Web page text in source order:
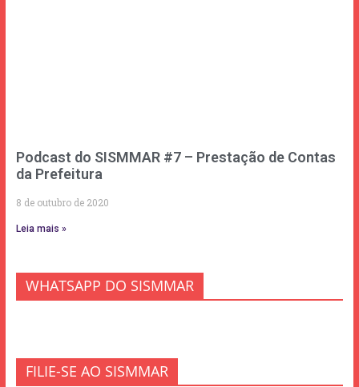
Podcast do SISMMAR #7 – Prestação de Contas
da Prefeitura
8 de outubro de 2020
Leia mais »
WHATSAPP DO SISMMAR
FILIE-SE AO SISMMAR